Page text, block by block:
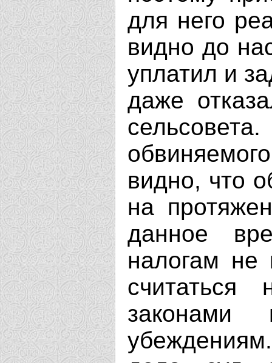
для него
видно до
уплатил и
даже
видно, что
на
данное
налогам не
законами